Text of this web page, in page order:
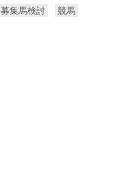
募集馬検討 競馬